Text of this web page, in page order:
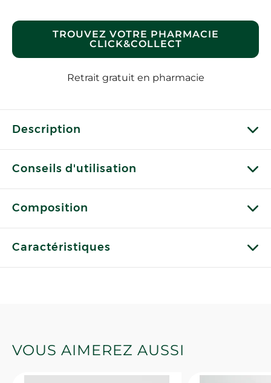
TROUVEZ VOTRE PHARMACIE
CLICK&COLLECT
Retrait gratuit en pharmacie
Description
Conseils d'utilisation
Composition
Caractéristiques
VOUS AIMEREZ AUSSI